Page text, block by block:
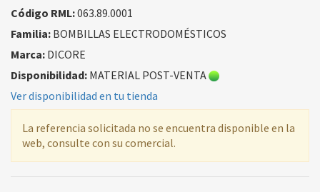
Código RML:063.89.0001
Familia: BOMBILLAS ELECTRODOMÉSTICOS
Marca: DICORE
Disponibilidad: MATERIAL POST-VENTA
Ver disponibilidad en tu tienda
La referencia solicitada no se encuentra disponible en la
web, consulte con su comercial.